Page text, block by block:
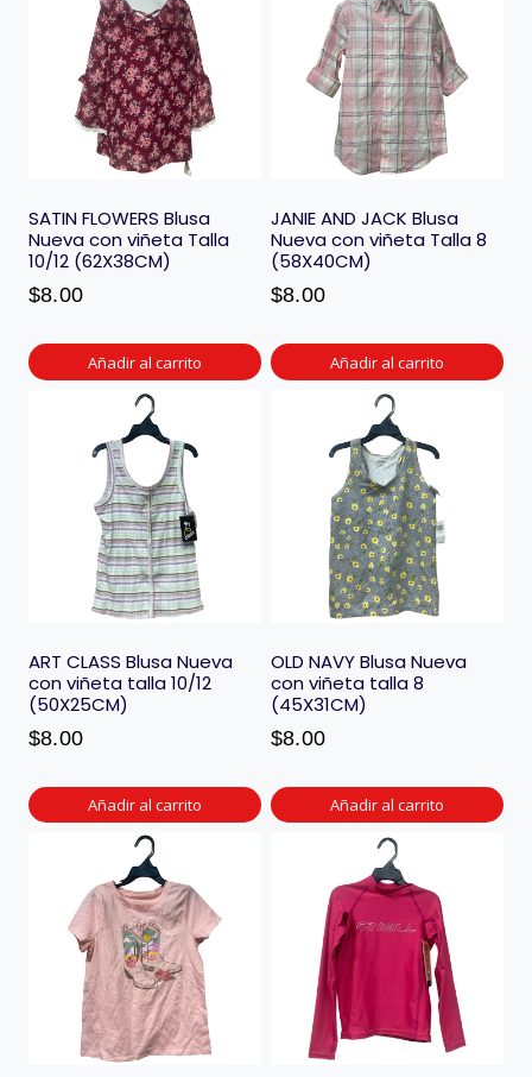
SATIN FLOWERS Blusa
Nueva con viñeta Talla
10/12 (62X38CM)
$8.00
Añadir al carrito
JANIE AND JACK Blusa
Nueva con viñeta Talla 8
(58X40CM)
$8.00
Añadir al carrito
ART CLASS Blusa Nueva
con viñeta talla 10/12
(50X25CM)
$8.00
Añadir al carrito
OLD NAVY Blusa Nueva
con viñeta talla 8
(45X31CM)
$8.00
Añadir al carrito